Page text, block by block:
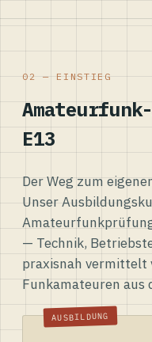
02 — EINSTIEG
E13
Der Weg zum
Unser
— Technik,
praxisnah vermittelt
Funkamateuren aus